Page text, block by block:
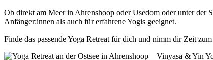
Ob direkt am Meer in Ahrenshoop oder Usedom oder unter
Anfänger:innen als auch für erfahrene Yogis geeignet.
Finde das passende Yoga Retreat für dich und nimm dir Zeit